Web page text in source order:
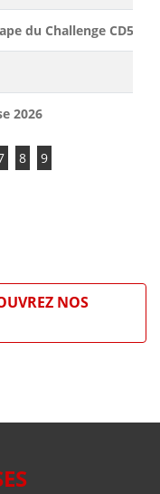
du Challenge CD54
2026
8 9
NOS